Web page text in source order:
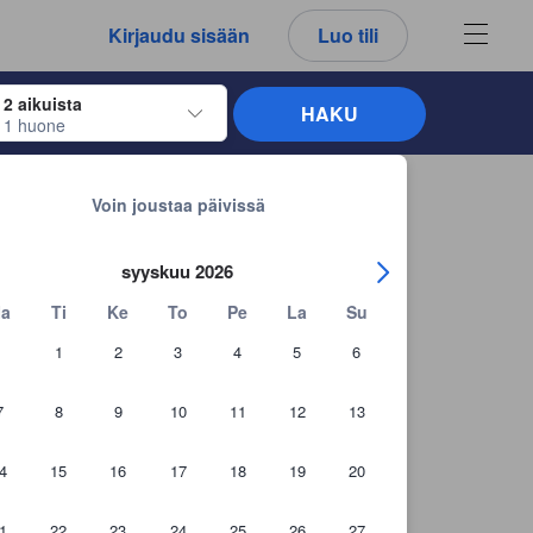
Kirjaudu sisään Luo tili
2 aikuista
1 huone
siirtyäksesi haluamiesi sisään- ja uloskirjautumispäivien
Voin joustaa päivissä
syyskuu 2026
Ti Ke To Pe La Su
1 2 3 4 5 6
8 9 10 11 12 13
15 16 17 18 19 20
HAKU
arvostelut ja kommentit ovat aina aitoja.